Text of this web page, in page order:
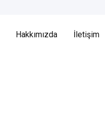
Hakkımızda İletişim